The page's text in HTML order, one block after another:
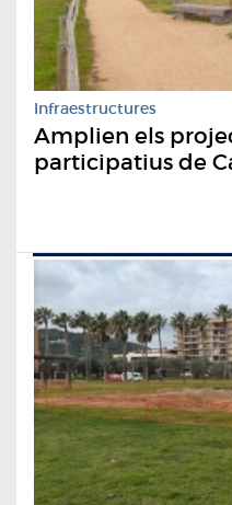
Infraestructures
Amplien els
participatius de